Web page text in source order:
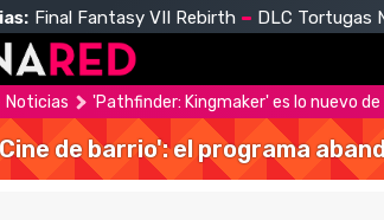
Final Fantasy VII Rebirth DLC Tortugas
Noticias 'Pathfinder: Kingmaker' es lo nuevo
de barrio': el programa